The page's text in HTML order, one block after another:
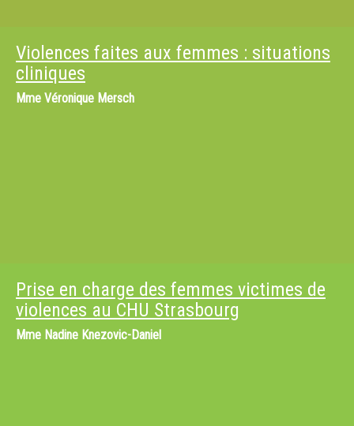
Violences faites aux femmes : situations
cliniques
Mme Véronique Mersch
Prise en charge des femmes victimes de
violences au CHU Strasbourg
Mme Nadine Knezovic-Daniel